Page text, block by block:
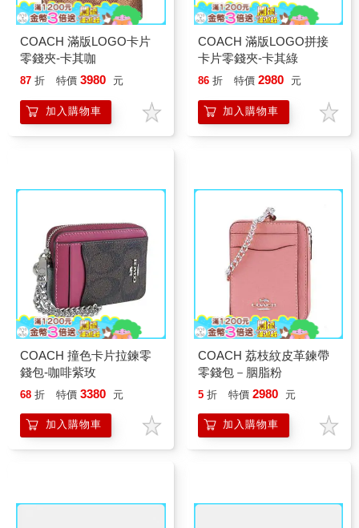
COACH 滿版LOGO卡片
零錢夾-卡其咖
87 折 特價 3980 元
加入購物車
COACH 滿版LOGO拼接
卡片零錢夾-卡其綠
86 折 特價 2980 元
加入購物車
COACH 撞色卡片拉鍊零
錢包-咖啡紫玫
68 折 特價 3380 元
加入購物車
COACH 荔枝紋皮革鍊帶
零錢包－胭脂粉
5 折 特價 2980 元
加入購物車